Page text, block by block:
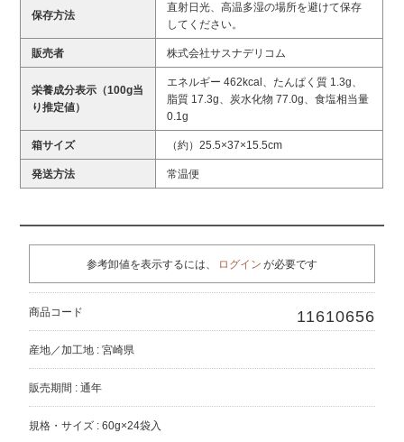
保存方法
直射日光、高温多湿の場所を避けて保存
してください。
販売者 株式会社サスナデリコム
栄養成分表示（100g当
り推定値）
エネルギー 462kcal、たんぱく質 1.3g、
脂質 17.3g、炭水化物 77.0g、食塩相当量
0.1g
箱サイズ （約）25.5×37×15.5cm
発送方法 常温便
参考卸値を表示するには、 ログイン が必要です
商品コード 11610656
産地／加工地 : 宮崎県
販売期間 : 通年
規格・サイズ : 60g×24袋入